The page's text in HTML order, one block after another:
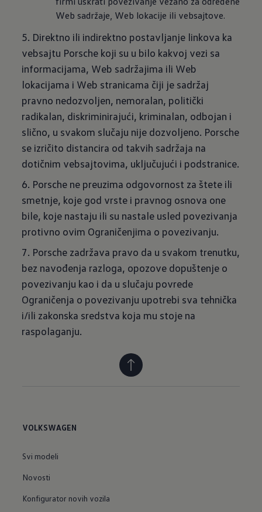
Web sadržaje, Web lokacije ili vebsajtove.
5. Direktno ili indirektno postavljanje linkova ka
vebsajtu Porsche koji su u bilo kakvoj vezi sa
informacijama, Web sadržajima ili Web
lokacijama i Web stranicama čiji je sadržaj
pravno nedozvoljen, nemoralan, politički
radikalan, diskriminirajući, kriminalan, odbojan i
slično, u svakom slučaju nije dozvoljeno. Porsche
se izričito distancira od takvih sadržaja na
dotičnim vebsajtovima, uključujući i podstranice.
6. Porsche ne preuzima odgovornost za štete ili
smetnje, koje god vrste i pravnog osnova one
bile, koje nastaju ili su nastale usled povezivanja
protivno ovim Ograničenjima o povezivanju.
7. Porsche zadržava pravo da u svakom trenutku,
bez navođenja razloga, opozove dopuštenje o
povezivanju kao i da u slučaju povrede
Ograničenja o povezivanju upotrebi sva tehnička
i/ili zakonska sredstva koja mu stoje na
raspolaganju.
VOLKSWAGEN
Svi modeli
Novosti
Konfigurator novih vozila